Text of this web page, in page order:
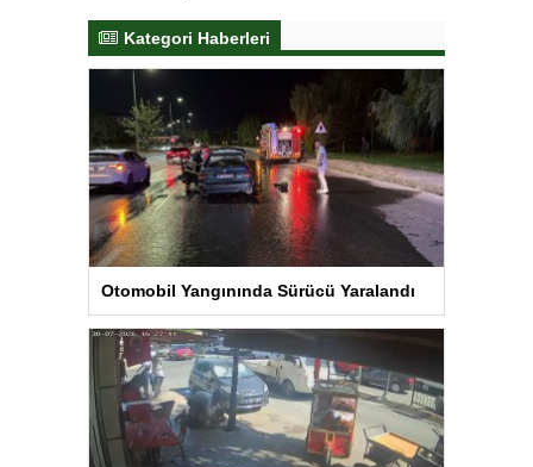
Kategori Haberleri
Otomobil Yangınında Sürücü Yaralandı